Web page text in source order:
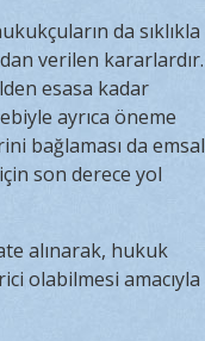
da sıklıkla
verilen kararlardır.
esasa kadar
ayrıca öneme
bağlaması da emsal
son derece yol
alınarak, hukuk
olabilmesi amacıyla